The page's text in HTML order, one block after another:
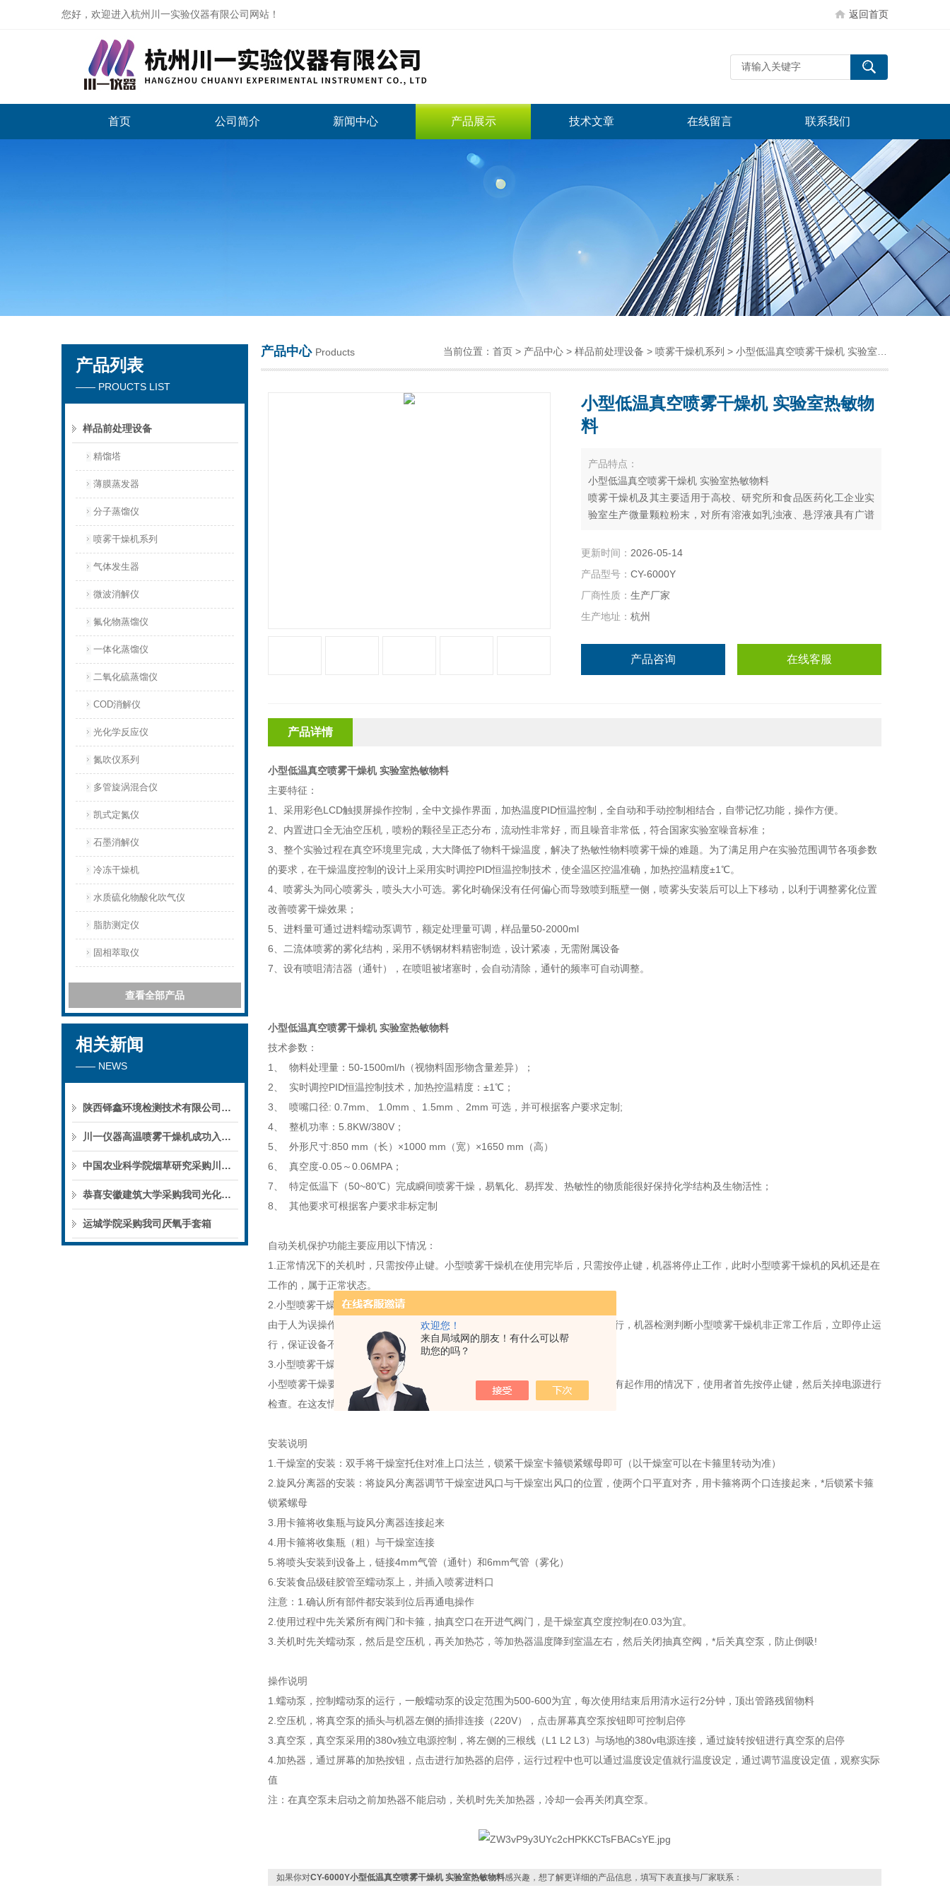
欢迎您！
来自局域网的朋友！有什么可以帮
助您的吗？
您好，欢迎进入杭州川一实验仪器有限公司网站！ 返回首页
杭州川一实验仪器有限公司
首页 公司简介 新闻中心 产品展示 技术文章 在线留言 联系我们
产品列表
—— PROUCTS LIST
样品前处理设备
精馏塔
薄膜蒸发器
分子蒸馏仪
喷雾干燥机系列
气体发生器
微波消解仪
氟化物蒸馏仪
一体化蒸馏仪
二氧化硫蒸馏仪
COD消解仪
光化学反应仪
氮吹仪系列
多管旋涡混合仪
凯式定氮仪
石墨消解仪
冷冻干燥机
水质硫化物酸化吹气仪
脂肪测定仪
固相萃取仪
查看全部产品
相关新闻
—— NEWS
陕西铎鑫环境检测技术有限公司采购我司全自动液液萃取仪
川一仪器高温喷雾干燥机成功入驻鄱阳职业学院，助力职业教育实训平台升级
中国农业科学院烟草研究采购川一仪器喷雾干燥机
恭喜安徽建筑大学采购我司光化学反应仪
运城学院采购我司厌氧手套箱
产品中心 Products 当前位置： 首页 > 产品中心 > 样品前处理设备 > 喷雾干燥机系列 > 小型低温真空喷雾干燥机 实验室热敏物料
小型低温真空喷雾干燥机 实验室热敏物
料
产品特点：
小型低温真空喷雾干燥机 实验室热敏物料
喷雾干燥机及其主要适用于高校、研究所和食品医药化工企业实
验室生产微量颗粒粉末，对所有溶液如乳浊液、悬浮液具有广谱
剂等，因所喷出的物料只是在喷成雾状大小颗粒时才受到高温，
份不受破坏。
更新时间： 2026-05-14
产品型号： CY-6000Y
厂商性质： 生产厂家
生产地址： 杭州
产品咨询 在线客服
产品详情
小型低温真空喷雾干燥机 实验室热敏物料
主要特征：
1、采用彩色LCD触摸屏操作控制，全中文操作界面，加热温度PID恒温控制，全自动和手动控制相结合，自带记忆功能，操作方便。
2、内置进口全无油空压机，喷粉的颗径呈正态分布，流动性非常好，而且噪音非常低，符合国家实验室噪音标准；
3、整个实验过程在真空环境里完成，大大降低了物料干燥温度，解决了热敏性物料喷雾干燥的难题。为了满足用户在实验范围调节各项参数
的要求，在干燥温度控制的设计上采用实时调控PID恒温控制技术，使全温区控温准确，加热控温精度±1℃。
4、喷雾头为同心喷雾头，喷头大小可选。雾化时确保没有任何偏心而导致喷到瓶壁一侧，喷雾头安装后可以上下移动，以利于调整雾化位置
改善喷雾干燥效果；
5、进料量可通过进料蠕动泵调节，额定处理量可调，样品量50-2000ml
6、二流体喷雾的雾化结构，采用不锈钢材料精密制造，设计紧凑，无需附属设备
7、设有喷咀清洁器（通针），在喷咀被堵塞时，会自动清除，通针的频率可自动调整。
小型低温真空喷雾干燥机 实验室热敏物料
技术参数：
1、 物料处理量：50-1500ml/h（视物料固形物含量差异）；
2、 实时调控PID恒温控制技术，加热控温精度：±1℃；
3、 喷嘴口径: 0.7mm、 1.0mm 、1.5mm 、2mm 可选，并可根据客户要求定制;
4、 整机功率：5.8KW/380V；
5、 外形尺寸:850 mm（长）×1000 mm（宽）×1650 mm（高）
6、 真空度-0.05～0.06MPA；
7、 特定低温下（50~80℃）完成瞬间喷雾干燥，易氧化、易挥发、热敏性的物质能很好保持化学结构及生物活性；
8、 其他要求可根据客户要求非标定制
自动关机保护功能主要应用以下情况：
1.正常情况下的关机时，只需按停止键。小型喷雾干燥机在使用完毕后，只需按停止键，机器将停止工作，此时小型喷雾干燥机的风机还是在
工作的，属于正常状态。
2.小型喷雾干燥机非正常情况下需要关机说明：
由于人为误操作迅速机器不正常工作的情况下，此时自动关机保护功能将开始运行，机器检测判断小型喷雾干燥机非正常工作后，立即停止运
行，保证设备不会因为误操作(强行关风机)而导致加热部分烧坏。
3.小型喷雾干燥机自动关机保护功能失效后的处理方法：
小型喷雾干燥要在使用过程中，如果发现操作异常，但是此时自动保护功能还没有起作用的情况下，使用者首先按停止键，然后关掉电源进行
检查。在这友情提醒，千万不要对仪器进行拆卸，可以厂家联系。
安装说明
1.干燥室的安装：双手将干燥室托住对准上口法兰，锁紧干燥室卡箍锁紧螺母即可（以干燥室可以在卡箍里转动为准）
2.旋风分离器的安装：将旋风分离器调节干燥室进风口与干燥室出风口的位置，使两个口平直对齐，用卡箍将两个口连接起来，*后锁紧卡箍
锁紧螺母
3.用卡箍将收集瓶与旋风分离器连接起来
4.用卡箍将收集瓶（粗）与干燥室连接
5.将喷头安装到设备上，链接4mm气管（通针）和6mm气管（雾化）
6.安装食品级硅胶管至蠕动泵上，并插入喷雾进料口
注意：1.确认所有部件都安装到位后再通电操作
2.使用过程中先关紧所有阀门和卡箍，抽真空口在开进气阀门，是干燥室真空度控制在0.03为宜。
3.关机时先关蠕动泵，然后是空压机，再关加热芯，等加热器温度降到室温左右，然后关闭抽真空阀，*后关真空泵，防止倒吸!
操作说明
1.蠕动泵，控制蠕动泵的运行，一般蠕动泵的设定范围为500-600为宜，每次使用结束后用清水运行2分钟，顶出管路残留物料
2.空压机，将真空泵的插头与机器左侧的插排连接（220V），点击屏幕真空泵按钮即可控制启停
3.真空泵，真空泵采用的380v独立电源控制，将左侧的三根线（L1 L2 L3）与场地的380v电源连接，通过旋转按钮进行真空泵的启停
4.加热器，通过屏幕的加热按钮，点击进行加热器的启停，运行过程中也可以通过温度设定值就行温度设定，通过调节温度设定值，观察实际
值
注：在真空泵未启动之前加热器不能启动，关机时先关加热器，冷却一会再关闭真空泵。
如果你对CY-6000Y小型低温真空喷雾干燥机 实验室热敏物料感兴趣，想了解更详细的产品信息，填写下表直接与厂家联系：